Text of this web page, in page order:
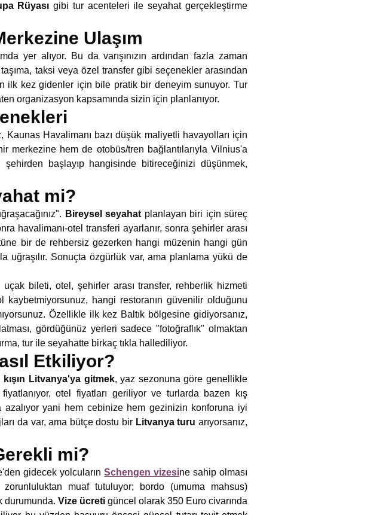
Rüyası gibi tur acenteleri ile seyahat gerçekleştirme
Ulaşım
yer alıyor. Bu da varışınızın ardından fazla zaman
taksi veya özel transfer gibi seçenekler arasından
ilk kez gidenler için bile pratik bir deneyim sunuyor. Tur
organizasyon kapsamında sizin için planlanıyor.
Kaunas Havalimanı bazı düşük maliyetli havayolları için
merkezine hem de otobüs/tren bağlantılarıyla Vilnius'a
başlayıp hangisinde bitireceğinizi düşünmek,
mi?
Bireysel seyahat planlayan biri için süreç
havalimanı-otel transferi ayarlanır, sonra şehirler arası
bir de rehbersiz gezerken hangi müzenin hangi gün
uğraşılır. Sonuçta özgürlük var, ama planlama yükü de
bileti, otel, şehirler arası transfer, rehberlik hizmeti
hangi restoranın güvenilir olduğunu
Özellikle ilk kez Baltık bölgesine gidiyorsanız,
gördüğünüz yerleri sadece "fotoğraflık" olmaktan
tur ile seyahatte birkaç tıkla hallediliyor.
Etkiliyor?
kışın Litvanya'ya gitmek, yaz sezonuna göre genellikle
otel fiyatları geriliyor ve turlarda bazen kış
yani hem cebinize hem gezinizin konforuna iyi
da var, ama bütçe dostu bir Litvanya turu arıyorsanız,
mi?
gidecek yolcularınSchengen vizesine sahip olması
muaf tutuluyor; bordo (umuma mahsus)
durumunda. Vize ücreti güncel olarak 350 Euro civarında